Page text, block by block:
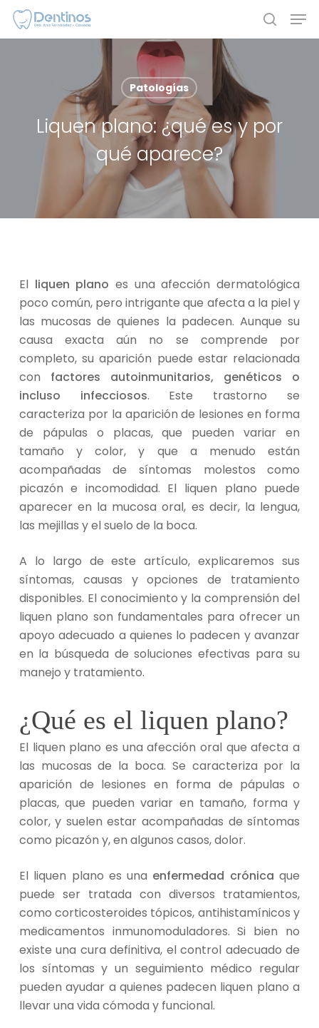
Skip
Patologías
Liquen plano: ¿qué es y por
qué aparece?
El liquen plano es una afección dermatológica
poco común, pero intrigante que afecta a la piel y
las mucosas de quienes la padecen. Aunque su
causa exacta aún no se comprende por
completo, su aparición puede estar relacionada
con factores autoinmunitarios, genéticos o
incluso infecciosos. Este trastorno se
caracteriza por la aparición de lesiones en forma
de pápulas o placas, que pueden variar en
tamaño y color, y que a menudo están
acompañadas de síntomas molestos como
picazón e incomodidad. El liquen plano puede
aparecer en la mucosa oral, es decir, la lengua,
las mejillas y el suelo de la boca.
A lo largo de este artículo, explicaremos sus
síntomas, causas y opciones de tratamiento
disponibles. El conocimiento y la comprensión del
liquen plano son fundamentales para ofrecer un
apoyo adecuado a quienes lo padecen y avanzar
en la búsqueda de soluciones efectivas para su
manejo y tratamiento.
¿Qué es el liquen plano?
El liquen plano es una afección oral que afecta a
las mucosas de la boca. Se caracteriza por la
aparición de lesiones en forma de pápulas o
placas, que pueden variar en tamaño, forma y
color, y suelen estar acompañadas de síntomas
como picazón y, en algunos casos, dolor.
El liquen plano es una enfermedad crónica que
puede ser tratada con diversos tratamientos,
como corticosteroides tópicos, antihistamínicos y
medicamentos inmunomoduladores. Si bien no
existe una cura definitiva, el control adecuado de
los síntomas y un seguimiento médico regular
pueden ayudar a quienes padecen liquen plano a
llevar una vida cómoda y funcional.